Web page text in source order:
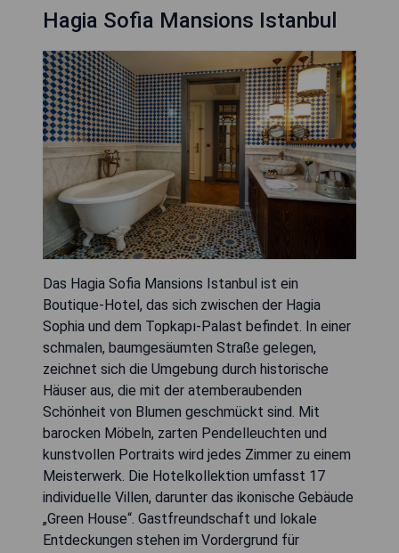
Hagia Sofia Mansions Istanbul
Das Hagia Sofia Mansions Istanbul ist ein
Boutique-Hotel, das sich zwischen der Hagia
Sophia und dem Topkapı-Palast befindet. In einer
schmalen, baumgesäumten Straße gelegen,
zeichnet sich die Umgebung durch historische
Häuser aus, die mit der atemberaubenden
Schönheit von Blumen geschmückt sind. Mit
barocken Möbeln, zarten Pendelleuchten und
kunstvollen Portraits wird jedes Zimmer zu einem
Meisterwerk. Die Hotelkollektion umfasst 17
individuelle Villen, darunter das ikonische Gebäude
„Green House“. Gastfreundschaft und lokale
Entdeckungen stehen im Vordergrund für